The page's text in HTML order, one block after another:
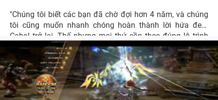
"Chúng tôi biết các bạn đã chờ đợi hơn 4 năm, và chúng
tôi cũng muốn nhanh chóng hoàn thành lời hứa đem
Cabal trở lại. Thế nhưng mọi thứ cần theo đúng lộ trình
để đảm bảo sản phẩm được ra mắt đúng thời điểm và
không gặp phải những sự cố đáng tiếc"